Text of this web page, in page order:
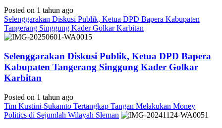
Posted on 1 tahun ago
Selenggarakan Diskusi Publik, Ketua DPD Bapera Kabupaten
Tangerang Singgung Kader Golkar Karbitan
Selenggarakan Diskusi Publik, Ketua DPD Bapera
Kabupaten Tangerang Singgung Kader Golkar
Karbitan
Posted on 1 tahun ago
Tim Kustini-Sukamto Tertangkap Tangan Melakukan Money
Politics di Sejumlah Wilayah Sleman